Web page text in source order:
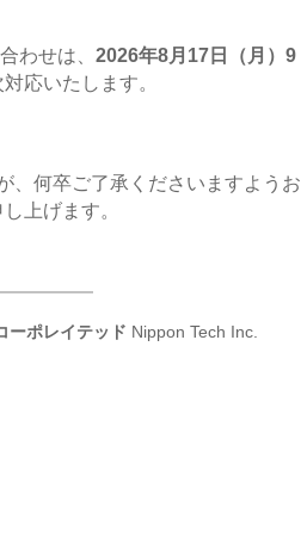
わせは、 2026年8月17日（月 ）9
応いたします。
、何卒ご了承くださいますようお
上げます。
ーポレイテッド Nippon Tech Inc.